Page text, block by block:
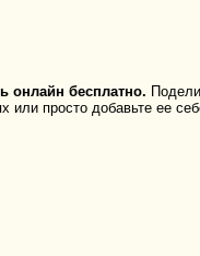
онлайн бесплатно.
или просто добавьте ее